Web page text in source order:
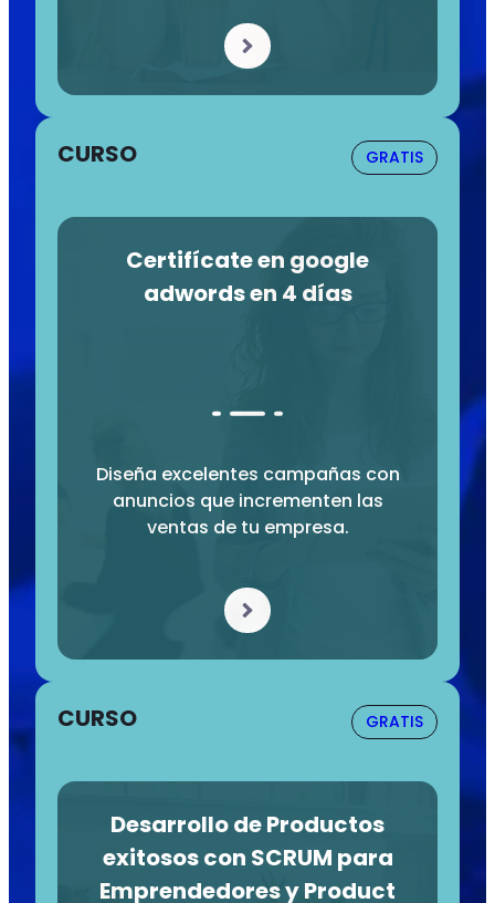
CURSO GRATIS
Certifícate en google
adwords en 4 días
Diseña excelentes campañas con
anuncios que incrementen las
ventas de tu empresa.
CURSO GRATIS
Desarrollo de Productos
exitosos con SCRUM para
Emprendedores y Product